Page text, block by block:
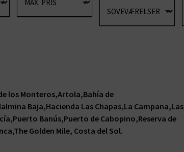
los Monteros,Artola,Bahía de
Baja,Hacienda Las Chapas,La Campana,Las
Banús,Puerto de Cabopino,Reserva de
Golden Mile, Costa del Sol.